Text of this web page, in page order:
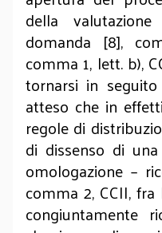
della
domanda [8],
comma 1, lett. b),
tornarsi in
atteso che in
regole di
di dissenso di
omologazione –
comma 2, CCII,
congiuntamente